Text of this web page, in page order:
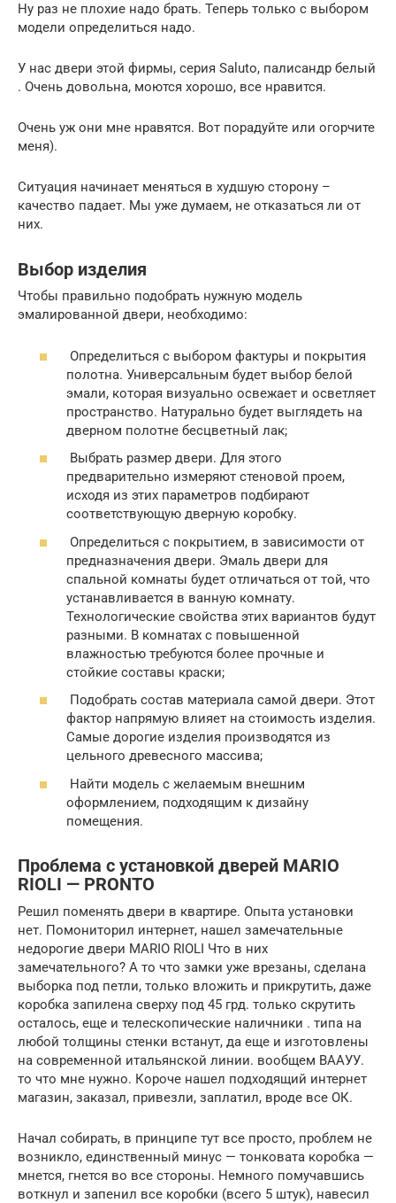
Ну раз не плохие надо брать. Теперь только с выбором
модели определиться надо.
У нас двери этой фирмы, серия Saluto, палисандр белый
. Очень довольна, моются хорошо, все нравится.
Очень уж они мне нравятся. Вот порадуйте или огорчите
меня).
Ситуация начинает меняться в худшую сторону –
качество падает. Мы уже думаем, не отказаться ли от
них.
Выбор изделия
Чтобы правильно подобрать нужную модель
эмалированной двери, необходимо:
Определиться с выбором фактуры и покрытия
полотна. Универсальным будет выбор белой
эмали, которая визуально освежает и осветляет
пространство. Натурально будет выглядеть на
дверном полотне бесцветный лак;
Выбрать размер двери. Для этого
предварительно измеряют стеновой проем,
исходя из этих параметров подбирают
соответствующую дверную коробку.
Определиться с покрытием, в зависимости от
предназначения двери. Эмаль двери для
спальной комнаты будет отличаться от той, что
устанавливается в ванную комнату.
Технологические свойства этих вариантов будут
разными. В комнатах с повышенной
влажностью требуются более прочные и
стойкие составы краски;
Подобрать состав материала самой двери. Этот
фактор напрямую влияет на стоимость изделия.
Самые дорогие изделия производятся из
цельного древесного массива;
Найти модель с желаемым внешним
оформлением, подходящим к дизайну
помещения.
Проблема с установкой дверей MARIO
RIOLI — PRONTO
Решил поменять двери в квартире. Опыта установки
нет. Помониторил интернет, нашел замечательные
недорогие двери MARIO RIOLI Что в них
замечательного? А то что замки уже врезаны, сделана
выборка под петли, только вложить и прикрутить, даже
коробка запилена сверху под 45 грд. только скрутить
осталось, еще и телескопические наличники . типа на
любой толщины стенки встанут, да еще и изготовлены
на современной итальянской линии. вообщем ВААУУ.
то что мне нужно. Короче нашел подходящий интернет
магазин, заказал, привезли, заплатил, вроде все ОК.
Начал собирать, в принципе тут все просто, проблем не
возникло, единственный минус — тонковата коробка —
мнется, гнется во все стороны. Немного помучавшись
воткнул и запенил все коробки (всего 5 штук), навесил